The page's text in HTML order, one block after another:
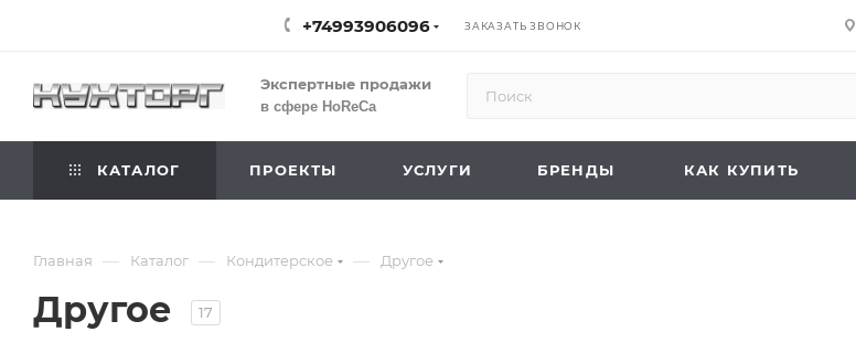
+74993906096 ЗАКАЗАТЬ ЗВОНОК
Экспертные продажи
в сфере HoReCa
КАТАЛОГ ПРОЕКТЫ УСЛУГИ БРЕНДЫ КАК КУПИТЬ
Главная — Каталог — Кондитерское — Другое
Другое 17